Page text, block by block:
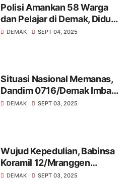
Polisi Amankan 58 Warga
dan Pelajar di Demak, Diduga
Terprovokasi Medsos Akan
DEMAK SEPT 04, 2025
Situasi Nasional Memanas,
Dandim 0716/Demak Imbau
Warga Masyarakat Jaga
DEMAK SEPT 03, 2025
Wujud Kepedulian, Babinsa
Koramil 12/Mranggen
Melakukan Takziah Warga
DEMAK SEPT 03, 2025